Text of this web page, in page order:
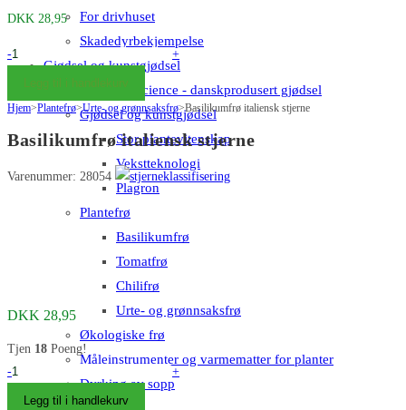
For drivhuset
Skadedyrbekjempelse
Gjødsel og kunstgjødsel
Big Plant Science - danskprodusert gjødsel
Gjødsel og kunstgjødsel
Stor plantevitenskap
Vekstteknologi
Plagron
Plantefrø
Basilikumfrø
Tomatfrø
Chilifrø
Urte- og grønnsaksfrø
Økologiske frø
Måleinstrumenter og varmematter for planter
Dyrking av sopp
DKK 28,95
Basilikum
Italian
antall
- +
Legg til i handlekurv
Hjem>Plantefrø>Urte- og grønnsaksfrø>Basilikumfrø italiensk stjerne
Basilikumfrø italiensk stjerne
Varenummer: 28054
DKK 28,95
Tjen 18 Poeng!
Basilikum
- +
Legg til i handlekurv